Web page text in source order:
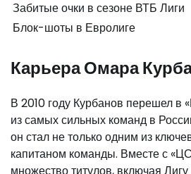
Забитые очки в сезоне ВТБ Лиги
Блок-шоты в Евролиге
Карьера Омара
В 2010 году Курбанов перешел в
из самых сильных команд в
он стал не только одним из
капитаном команды. Вместе с
множество титулов, включая